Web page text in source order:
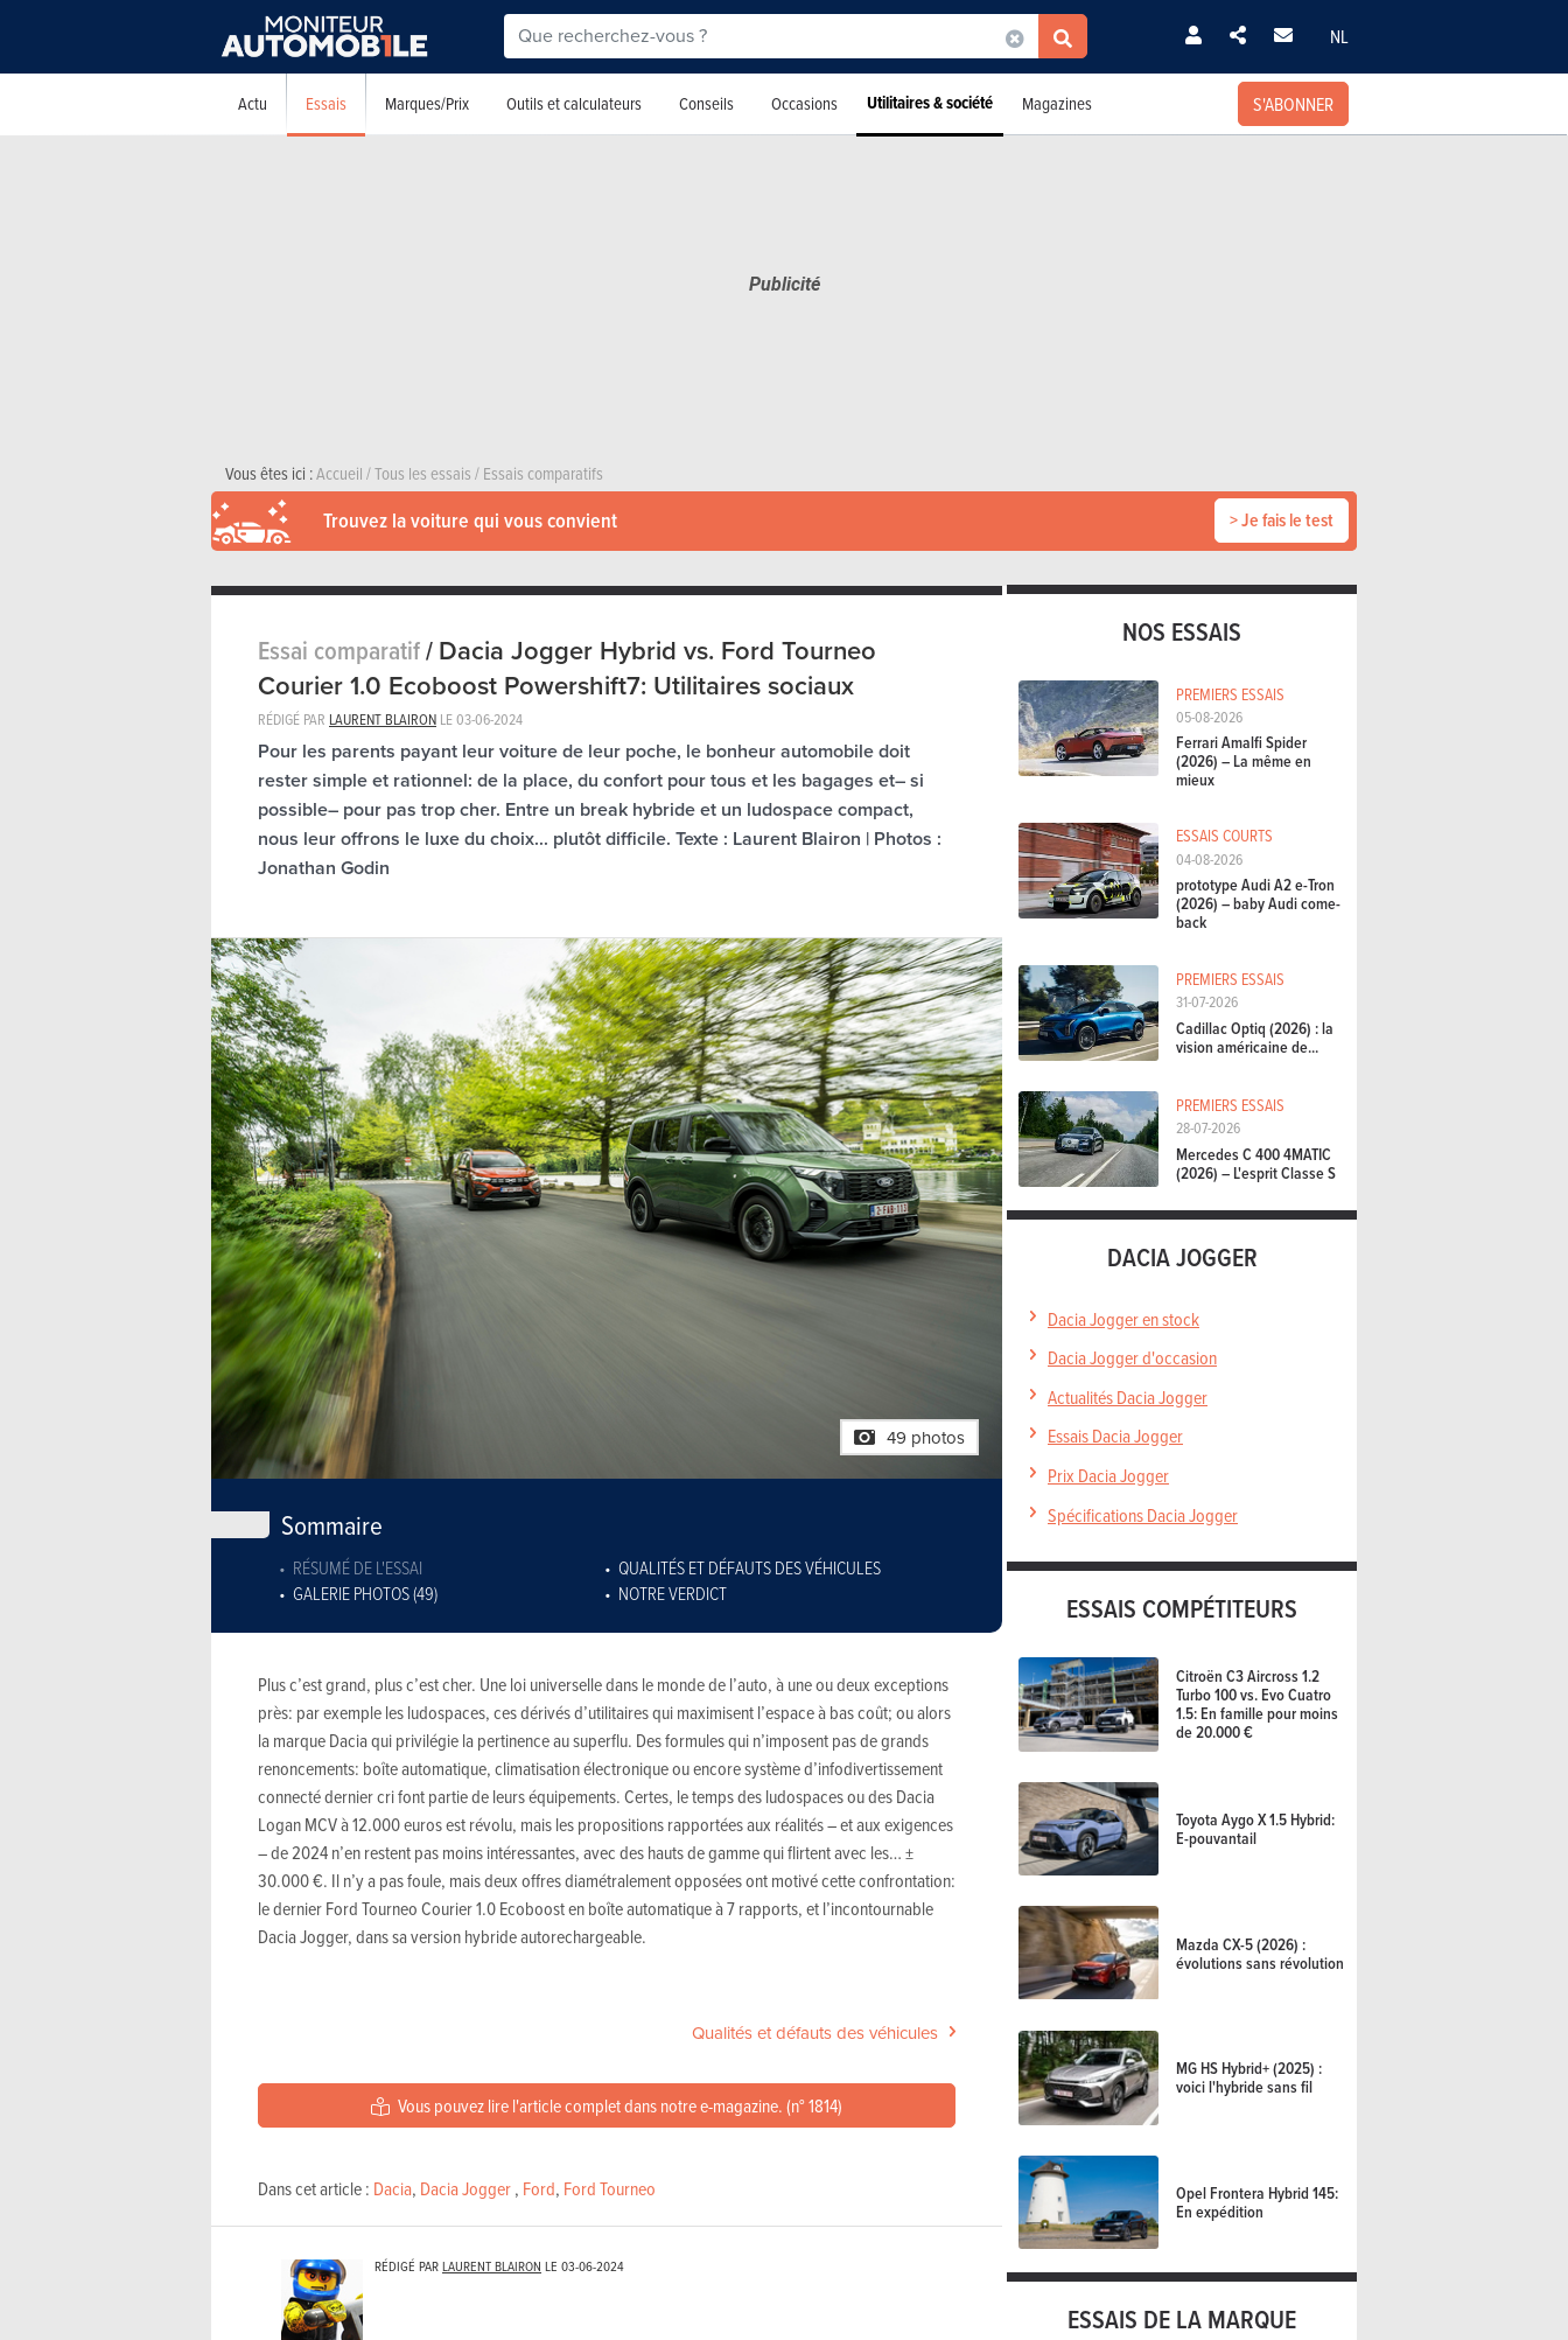
NL
Actu Essais Marques/Prix Outils et calculateurs Conseils Occasions Utilitaires & société Magazines S'ABONNER
Vous êtes ici :Accueil/Tous les essais/Essais comparatifs
Trouvez la voiture qui vous convient > Je fais le test
Essai comparatif/Dacia Jogger Hybrid vs. Ford Tourneo
Courier 1.0 Ecoboost Powershift7: Utilitaires sociaux
RÉDIGÉ PAR LAURENT BLAIRON LE03-06-2024
Pour les parents payant leur voiture de leur poche, le bonheur automobile doit
rester simple et rationnel: de la place, du confort pour tous et les bagages et– si
possible– pour pas trop cher. Entre un break hybride et un ludospace compact,
nous leur offrons le luxe du choix... plutôt difficile. Texte : Laurent Blairon | Photos :
Jonathan Godin
49 photos
Sommaire
RÉSUMÉ DE L'ESSAI
QUALITÉS ET DÉFAUTS DES VÉHICULES
GALERIE PHOTOS (49)
NOTRE VERDICT
Plus c’est grand, plus c’est cher. Une loi universelle dans le monde de l’auto, à une ou deux exceptions
près: par exemple les ludospaces, ces dérivés d’utilitaires qui maximisent l’espace à bas coût; ou alors
la marque Dacia qui privilégie la pertinence au superflu. Des formules qui n’imposent pas de grands
renoncements: boîte automatique, climatisation électronique ou encore système d’infodivertissement
connecté dernier cri font partie de leurs équipements. Certes, le temps des ludospaces ou des Dacia
Logan MCV à 12.000 euros est révolu, mais les propositions rapportées aux réalités – et aux exigences
– de 2024 n’en restent pas moins intéressantes, avec des hauts de gamme qui flirtent avec les… ±
30.000 €. Il n’y a pas foule, mais deux offres diamétralement opposées ont motivé cette confrontation:
le dernier Ford Tourneo Courier 1.0 Ecoboost en boîte automatique à 7 rapports, et l’incontournable
Dacia Jogger, dans sa version hybride autorechargeable.
Qualités et défauts des véhicules
Vous pouvez lire l'article complet dans notre e-magazine. (n° 1814)
Dans cet article : Dacia, Dacia Jogger, Ford, Ford Tourneo
RÉDIGÉ PARLAURENT BLAIRON LE 03-06-2024
NOS ESSAIS
PREMIERS ESSAIS
05-08-2026
Ferrari Amalfi Spider
(2026) – La même en
mieux
ESSAIS COURTS
04-08-2026
prototype Audi A2 e-Tron
(2026) – baby Audi come-
back
PREMIERS ESSAIS
31-07-2026
Cadillac Optiq (2026) : la
vision américaine de...
PREMIERS ESSAIS
28-07-2026
Mercedes C 400 4MATIC
(2026) – L'esprit Classe S
DACIA JOGGER
Dacia Jogger en stock
Dacia Jogger d'occasion
Actualités Dacia Jogger
Essais Dacia Jogger
Prix Dacia Jogger
Spécifications Dacia Jogger
ESSAIS COMPÉTITEURS
Citroën C3 Aircross 1.2
Turbo 100 vs. Evo Cuatro
1.5: En famille pour moins
de 20.000 €
Toyota Aygo X 1.5 Hybrid:
E-pouvantail
Mazda CX-5 (2026) :
évolutions sans révolution
MG HS Hybrid+ (2025) :
voici l'hybride sans fil
Opel Frontera Hybrid 145:
En expédition
ESSAIS DE LA MARQUE